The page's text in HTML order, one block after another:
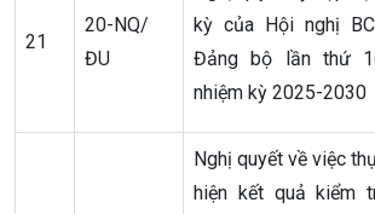
21
20-NQ/
ĐU
kỳ của Hội nghị
Đảng bộ lần thứ
nhiệm kỳ 2025-2030
Nghị quyết về việc
hiện kết quả kiểm